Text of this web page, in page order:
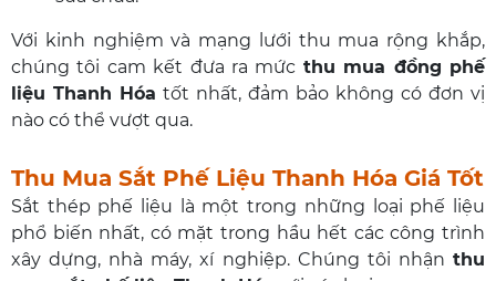
Với kinh nghiệm và mạng lưới thu mua rộng khắp,
chúng tôi cam kết đưa ra mức thu mua đồng phế
liệu Thanh Hóa tốt nhất, đảm bảo không có đơn vị
nào có thể vượt qua.
Thu Mua Sắt Phế Liệu Thanh Hóa Giá Tốt
Sắt thép phế liệu là một trong những loại phế liệu
phổ biến nhất, có mặt trong hầu hết các công trình
xây dựng, nhà máy, xí nghiệp. Chúng tôi nhận thu